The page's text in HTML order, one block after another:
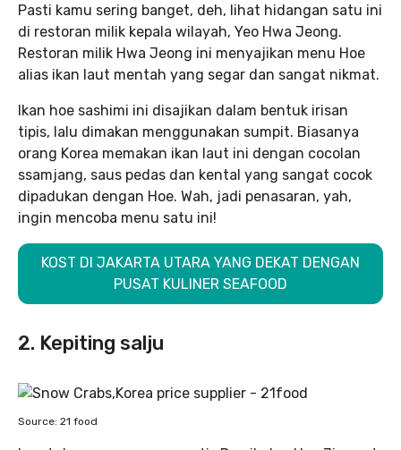
Pasti kamu sering banget, deh, lihat hidangan satu ini
di restoran milik kepala wilayah, Yeo Hwa Jeong.
Restoran milik Hwa Jeong ini menyajikan menu Hoe
alias ikan laut mentah yang segar dan sangat nikmat.
Ikan hoe sashimi ini disajikan dalam bentuk irisan
tipis, lalu dimakan menggunakan sumpit. Biasanya
orang Korea memakan ikan laut ini dengan cocolan
ssamjang, saus pedas dan kental yang sangat cocok
dipadukan dengan Hoe. Wah, jadi penasaran, yah,
ingin mencoba menu satu ini!
KOST DI JAKARTA UTARA YANG DEKAT DENGAN
PUSAT KULINER SEAFOOD
2. Kepiting salju
Source: 21 food